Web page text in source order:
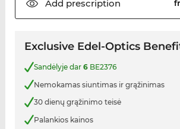
Add prescription
Exclusive Edel-Optics
Sandėlyje dar 6BE2376
Nemokamas siuntimas ir grąžinimas
30 dienų grąžinimo teisė
Palankios kainos